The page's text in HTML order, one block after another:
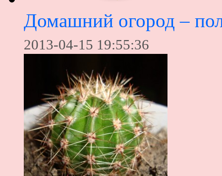
Домашний огород –
2013-04-15 19:55:36